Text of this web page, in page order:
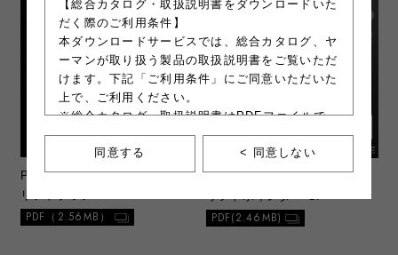
【総合カタログ・取扱説明書をダウンロードいた
だく際のご利用条件】
本ダウンロードサービスでは、総合カタログ、ヤ
ーマンが取り扱う製品の取扱説明書をご覧いただ
けます。下記「ご利用条件」にご同意いただいた
上で、ご利用ください。
※総合カタログ、取扱説明書はPDFファイルで
す。ファイルの容量が大きいので、ご注意くださ
※一部製品にて、別紙類のダウンロードサービス
安全上の注意喚起等が記載された印刷物を指しま
す。
同意する < 同意しない
PR-PSM200ヴェーダハイパー
リフトブラシ
PDF（2.56MB）
PR-PSM81-1WAVY ニードル
リフトポインター SP
PDF(2.46MB)